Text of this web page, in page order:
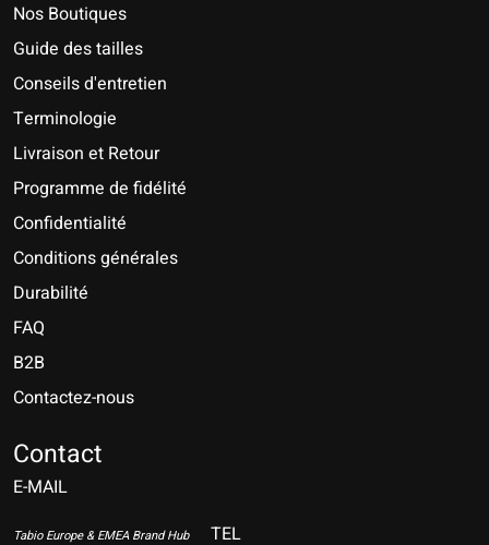
Nos Boutiques
Guide des tailles
Conseils d'entretien
Terminologie
Livraison et Retour
Programme de fidélité
Confidentialité
Conditions générales
Durabilité
FAQ
B2B
Contactez-nous
Contact
E-MAIL
Tabio Europe & EMEA Brand Hub TEL